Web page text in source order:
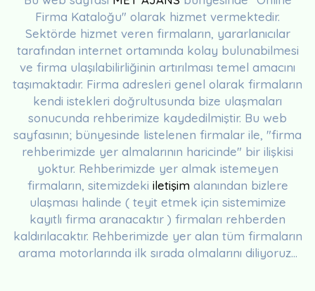
Firma Kataloğu" olarak hizmet vermektedir.
Sektörde hizmet veren firmaların, yararlanıcılar
tarafından internet ortamında kolay bulunabilmesi
ve firma ulaşılabilirliğinin artırılması temel amacını
taşımaktadır. Firma adresleri genel olarak firmaların
kendi istekleri doğrultusunda bize ulaşmaları
sonucunda rehberimize kaydedilmiştir. Bu web
sayfasının; bünyesinde listelenen firmalar ile, "firma
rehberimizde yer almalarının haricinde" bir ilişkisi
yoktur. Rehberimizde yer almak istemeyen
firmaların, sitemizdeki iletişim alanından bizlere
ulaşması halinde ( teyit etmek için sistemimize
kayıtlı firma aranacaktır ) firmaları rehberden
kaldırılacaktır. Rehberimizde yer alan tüm firmaların
arama motorlarında ilk sırada olmalarını diliyoruz...